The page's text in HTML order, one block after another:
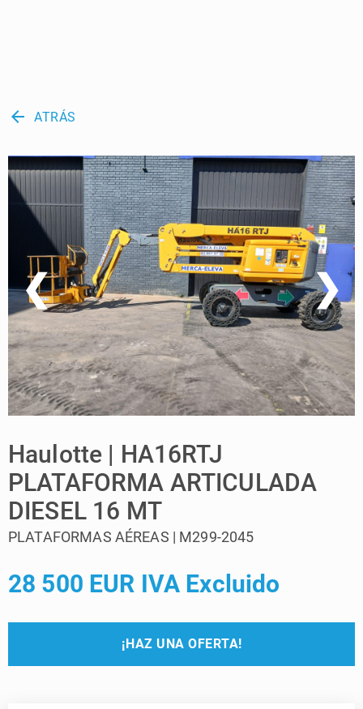
arrow_back ATRÁS
❮ ❯
Haulotte | HA16RTJ
PLATAFORMA ARTICULADA
DIESEL 16 MT
PLATAFORMAS AÉREAS | M299-2045
28 500 EUR IVA Excluido
¡HAZ UNA OFERTA!